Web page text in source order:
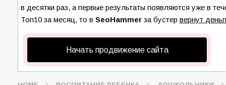
в десятки раз, а первые результаты появляются уже в
Топ10 за месяц, то в SeoHammer за бустер вернут
Начать продвижение сайта